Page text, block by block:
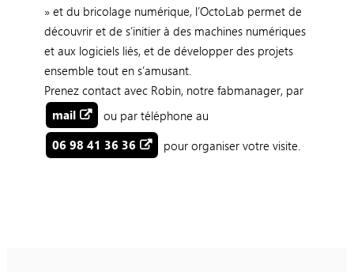
» et du bricolage numérique, l’OctoLab permet de
découvrir et de s’initier à des machines numériques
et aux logiciels liés, et de développer des projets
ensemble tout en s’amusant.
Prenez contact avec Robin, notre fabmanager, par
mail
ou par téléphone au
06 98 41 36 36
pour organiser votre visite.